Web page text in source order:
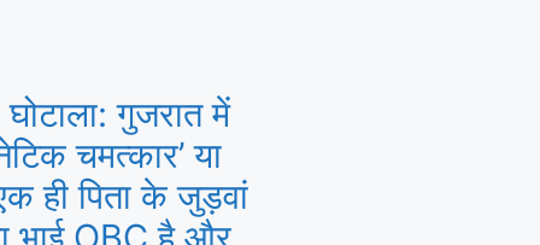
गुजरात में
चमत्कार’ या
ही पिता के जुड़वां